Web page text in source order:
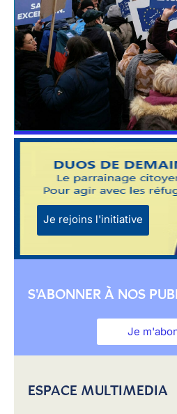
Je rejoins l'initiative
S'ABONNER À NOS
Je
ESPACE MULTIMEDIA